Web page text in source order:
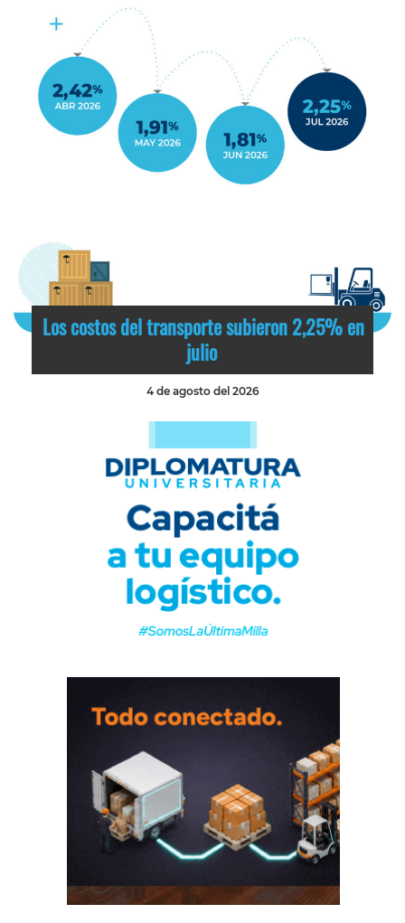
Los costos del transporte subieron 2,25% en
julio
4 de agosto del 2026